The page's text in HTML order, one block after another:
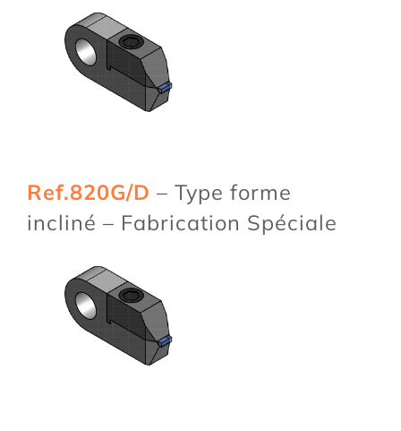
Ref.820G/D – Type forme
incliné – Fabrication Spéciale